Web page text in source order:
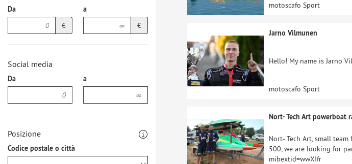
Da
€
a
€
Social media
Da a
Posizione
Codice postale o città
motoscafo Sport
Jarno Vilmunen
Hello! My name is Jarno
motoscafo Sport
Nort- Tech Art powerboat
Nort- Tech Art, small
500, we are looking for
mibextid=wwXIfr